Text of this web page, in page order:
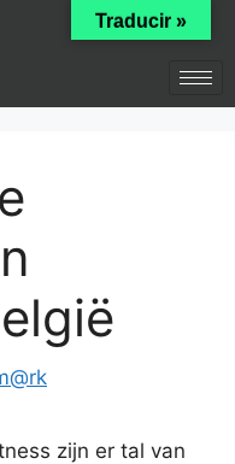
zijn er tal van
Traducir »